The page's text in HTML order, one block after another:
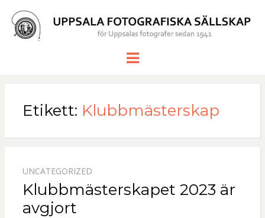
UPPSALA
SÄLLSKAP
Meny
Etikett: Klubbmästerskap
UNCATEGORIZED
Klubbmästerskapet 2023 är
avgjort